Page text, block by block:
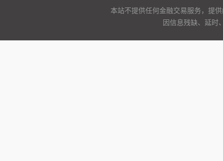
本站不提供任何金融交易服务，提
因信息残缺、延时